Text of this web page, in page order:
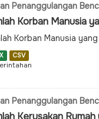
Penanggulangan
Korban Manusia
Korban Manusia
CSV
Penanggulangan
Kerusakan